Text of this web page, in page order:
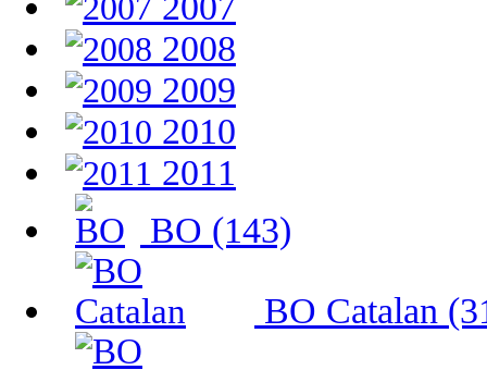
2008
2009
2010
2011
BO (143)
BO Catalan